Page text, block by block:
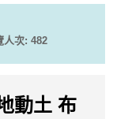
人次: 482
動土 布